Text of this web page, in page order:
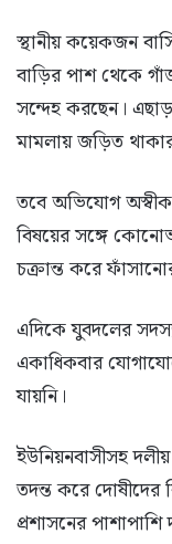
স্থানীয় কয়েকজন
বাড়ির পাশ থেকে
সন্দেহ করছেন।
মামলায় জড়িত
তবে অভিযোগ
বিষয়ের সঙ্গে
চক্রান্ত করে
এদিকে যুবদলের
একাধিকবার
যায়নি।
ইউনিয়নবাসীসহ
তদন্ত করে দোষীদের
প্রশাসনের